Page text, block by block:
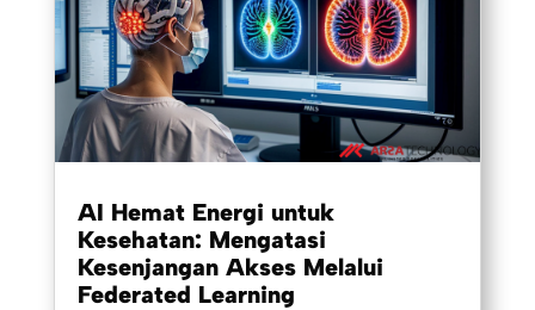
AI Hemat Energi untuk
Kesehatan: Mengatasi
Kesenjangan Akses Melalui
Federated Learning